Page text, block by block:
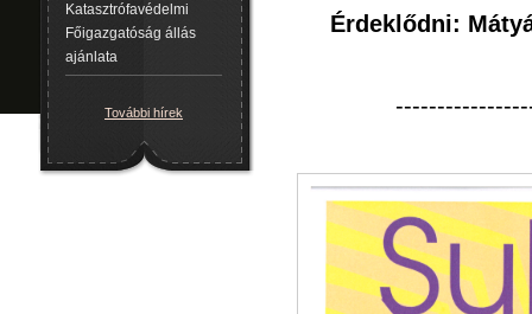
Katasztrófavédelmi
Főigazgatóság állás
ajánlata
További hírek
Érdeklődni: